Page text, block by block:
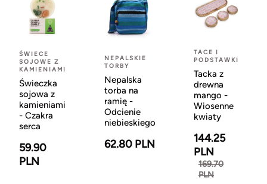
ŚWIECE
SOJOWE Z
KAMIENIAMI
Świeczka
sojowa z
kamieniami
- Czakra
serca
59.90
PLN
NEPALSKIE
TORBY
Nepalska
torba na
ramię -
Odcienie
niebieskiego
62.80 PLN
TACE I
PODSTAWKI
Tacka z
drewna
mango -
Wiosenne
kwiaty
144.25
PLN
169.70
PLN